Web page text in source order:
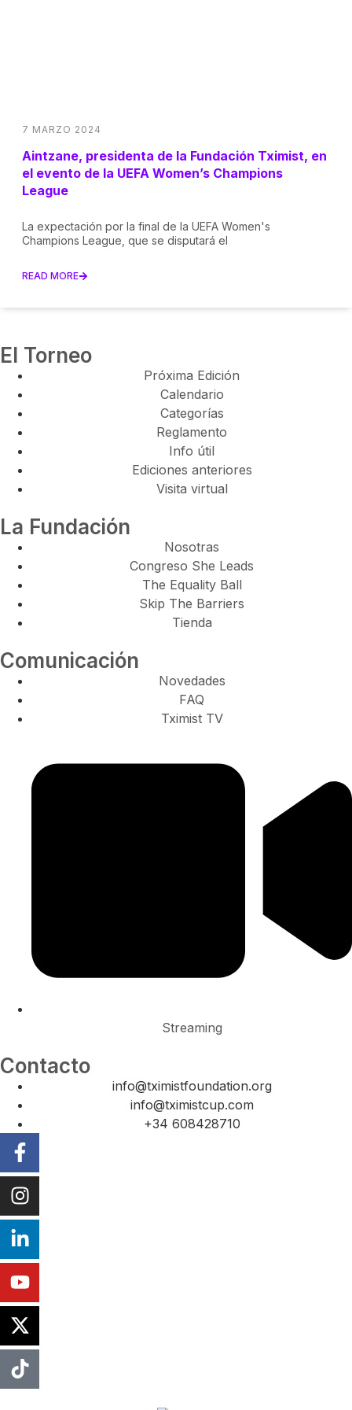
7 MARZO 2024
Aintzane, presidenta de la Fundación Tximist, en
el evento de la UEFA Women’s Champions
League
La expectación por la final de la UEFA Women's
Champions League, que se disputará el
READ MORE
El Torneo
Próxima Edición
Calendario
Categorías
Reglamento
Info útil
Ediciones anteriores
Visita virtual
La Fundación
Nosotras
Congreso She Leads
The Equality Ball
Skip The Barriers
Tienda
Comunicación
Novedades
FAQ
Tximist TV
Streaming
Contacto
info@tximistfoundation.org
info@tximistcup.com
+34 608428710